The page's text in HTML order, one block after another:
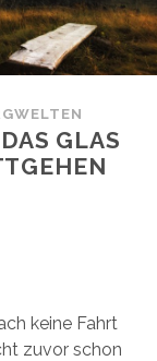
GLAS
keine Fahrt
zuvor schon